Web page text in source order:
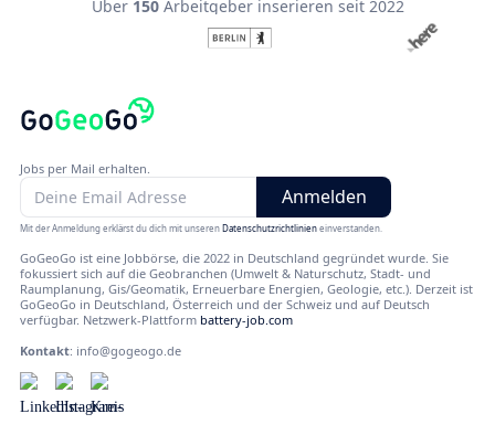
Über150 Arbeitgeber inserieren seit 2022
Jobs per Mail erhalten.
Mit der Anmeldung erklärst du dich mit unserenDatenschutzrichtlinieneinverstanden.
GoGeoGo ist eine Jobbörse, die 2022 in Deutschland gegründet wurde. Sie
fokussiert sich auf die Geobranchen (Umwelt & Naturschutz, Stadt- und
Raumplanung, Gis/Geomatik, Erneuerbare Energien, Geologie, etc.). Derzeit ist
GoGeoGo in Deutschland, Österreich und der Schweiz und auf Deutsch
verfügbar. Netzwerk-Plattform battery-job.com
Kontakt: info@gogeogo.de